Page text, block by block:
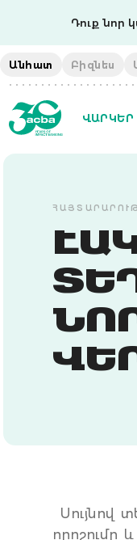
Դուք նոր
Անհատ Բիզնես
ՎԱՐԿԵՐ
Սույնով
որոշումը